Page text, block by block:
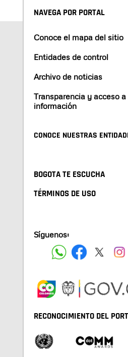
NAVEGA POR PORTAL
Conoce el mapa del sitio
Entidades de control
Archivo de noticias
Transparencia y acceso a
información
CONOCE NUESTRAS
BOGOTA TE ESCUCHA
TÉRMINOS DE USO
Síguenos:
RECONOCIMIENTO DEL